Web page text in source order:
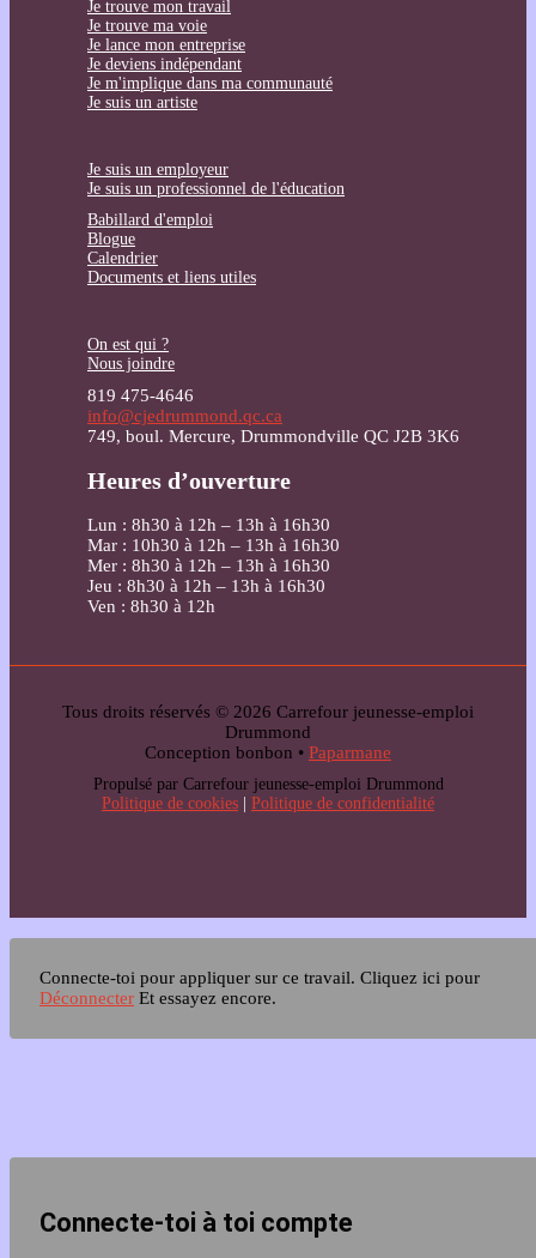
Je trouve mon travail
Je trouve ma voie
Je lance mon entreprise
Je deviens indépendant
Je m'implique dans ma communauté
Je suis un artiste
Je suis un employeur
Je suis un professionnel de l'éducation
Babillard d'emploi
Blogue
Calendrier
Documents et liens utiles
On est qui ?
Nous joindre
819 475-4646
info@cjedrummond.qc.ca
749, boul. Mercure, Drummondville QC J2B 3K6
Heures d’ouverture
Lun : 8h30 à 12h – 13h à 16h30
Mar : 10h30 à 12h – 13h à 16h30
Mer : 8h30 à 12h – 13h à 16h30
Jeu : 8h30 à 12h – 13h à 16h30
Ven : 8h30 à 12h
Tous droits réservés © 2026 Carrefour jeunesse-emploi
Drummond
Conception bonbon • Paparmane
Propulsé par Carrefour jeunesse-emploi Drummond
Politique de cookies | Politique de confidentialité
Connecte-toi pour appliquer sur ce travail. Cliquez ici pour
Déconnecter Et essayez encore.
Connecte-toi à toi compte